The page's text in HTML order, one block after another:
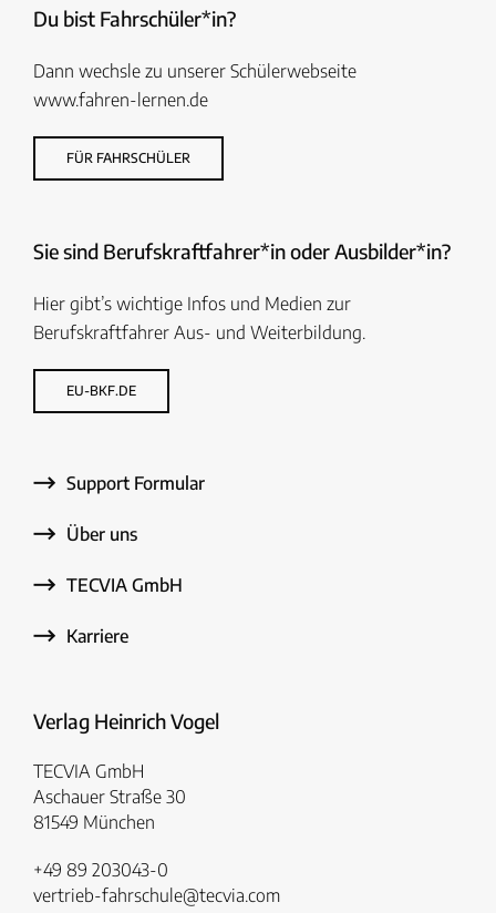
Du bist Fahrschüler*in?
Dann wechsle zu unserer Schülerwebseite
www.fahren-lernen.de
FÜR FAHRSCHÜLER
Sie sind Berufskraftfahrer*in oder Ausbilder*in?
Hier gibt’s wichtige Infos und Medien zur
Berufskraftfahrer Aus- und Weiterbildung.
EU-BKF.DE
Support Formular
Über uns
TECVIA GmbH
Karriere
Verlag Heinrich Vogel
TECVIA GmbH
Aschauer Straße 30
81549 München
+49 89 203043-0
vertrieb-fahrschule@tecvia.com